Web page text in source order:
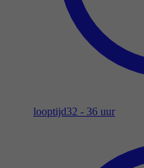
looptijd32 - 36 uur